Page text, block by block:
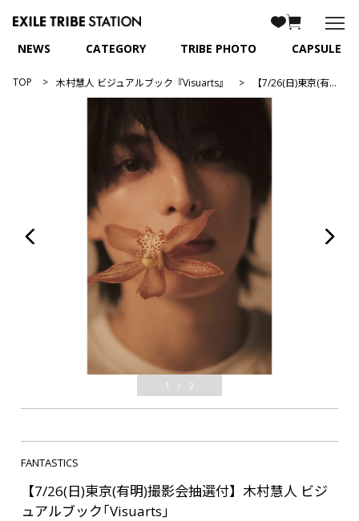
NEWS CATEGORY TRIBE PHOTO CAPSULE
TOP 木村慧人 ビジュアルブック『Visuarts』 【7/26(日)東京(有明)撮影会抽選付】木村慧人 ビジュアルブック｢Visuarts｣
1 / 2
FANTASTICS
【7/26(日)東京(有明)撮影会抽選付】木村慧人 ビジ
ュアルブック｢Visuarts｣